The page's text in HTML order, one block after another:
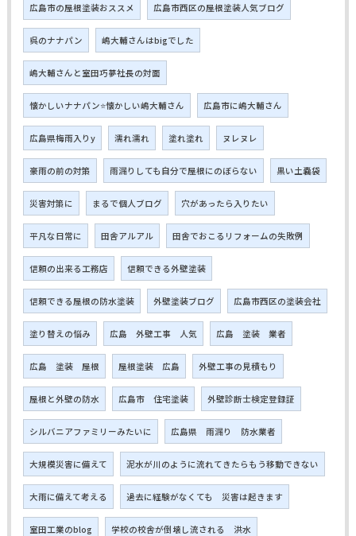
広島市の屋根塗装おススメ 広島市西区の屋根塗装人気ブログ
呉のナナパン 嶋大輔さんはbigでした
嶋大輔さんと室田巧夢社長の対面
懐かしいナナパン⭐懐かしい嶋大輔さん 広島市に嶋大輔さん
広島県梅雨入りy 濡れ濡れ 塗れ塗れ ヌレヌレ
豪雨の前の対策 雨漏りしても自分で屋根にのぼらない 黒い土嚢袋
災害対策に まるで個人ブログ 穴があったら入りたい
平凡な日常に 田舎アルアル 田舎でおこるリフォームの失敗例
信頼の出来る工務店 信頼できる外壁塗装
信頼できる屋根の防水塗装 外壁塗装ブログ 広島市西区の塗装会社
塗り替えの悩み 広島 外壁工事 人気 広島 塗装 業者
広島 塗装 屋根 屋根塗装 広島 外壁工事の見積もり
屋根と外壁の防水 広島市 住宅塗装 外壁診断士検定登録証
シルバニアファミリーみたいに 広島県 雨漏り 防水業者
大規模災害に備えて 泥水が川のように流れてきたらもう移動できない
大雨に備えて考える 過去に経験がなくても 災害は起きます
室田工業のblog 学校の校舎が倒壊し流される 洪水